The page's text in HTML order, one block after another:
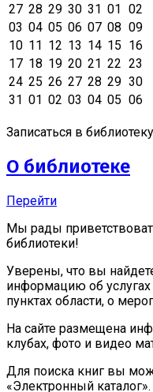
27 28 29 30 31 01 02
03 04 05 06 07 08 09
10 11 12 13 14 15 16
17 18 19 20 21 22 23
24 25 26 27 28 29 30
31 01 02 03 04 05 06
Записаться в библиотеку
О библиотеке
Перейти
Мы рады
библиотеки!
Уверены, что вы
информацию об
пунктах области, о
На сайте размещена
клубах, фото и видео
Для поиска книг вы
«Электронный каталог».